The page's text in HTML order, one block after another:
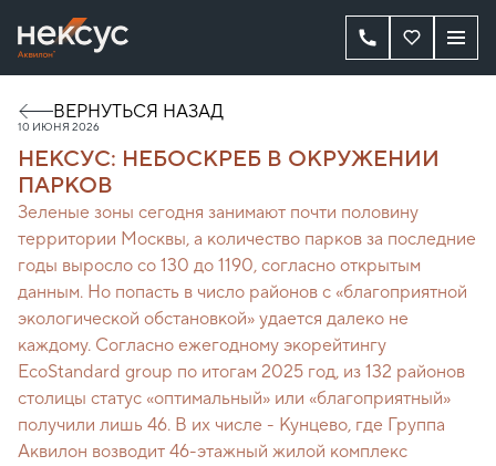
ВЕРНУТЬСЯ НАЗАД
10 ИЮНЯ 2026
НЕКСУС: НЕБОСКРЕБ В ОКРУЖЕНИИ
ПАРКОВ
Зеленые зоны сегодня занимают почти половину
территории Москвы, а количество парков за последние
годы выросло со 130 до 1190, согласно открытым
данным. Но попасть в число районов с «благоприятной
экологической обстановкой» удается далеко не
каждому. Согласно ежегодному экорейтингу
EcoStandard group по итогам 2025 год, из 132 районов
столицы статус «оптимальный» или «благоприятный»
получили лишь 46. В их числе - Кунцево, где Группа
Аквилон возводит 46-этажный жилой комплекс